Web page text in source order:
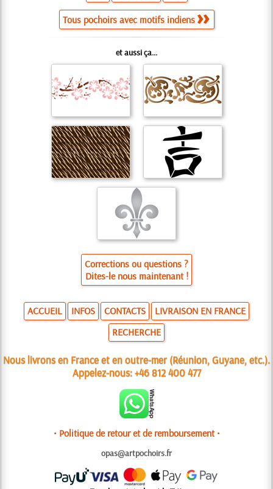
Tous pochoirs avec motifs indiens
et aussi ça...
Corrections ou questions ?
Dites-le nous maintenant !
ACCUEIL INFOS CONTACTS
LIVRAISON EN FRANCE
RECHERCHE
Nous livrons en France et en outre-mer (Réunion, Guyane, etc.).
Appelez-nous:+46 812 400 477
• Politique de retour et de remboursement •
opas@artpochoirs.fr